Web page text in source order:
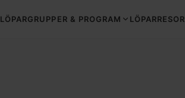
LÖPARGRUPPER & PROGRAM LÖPARRESOR